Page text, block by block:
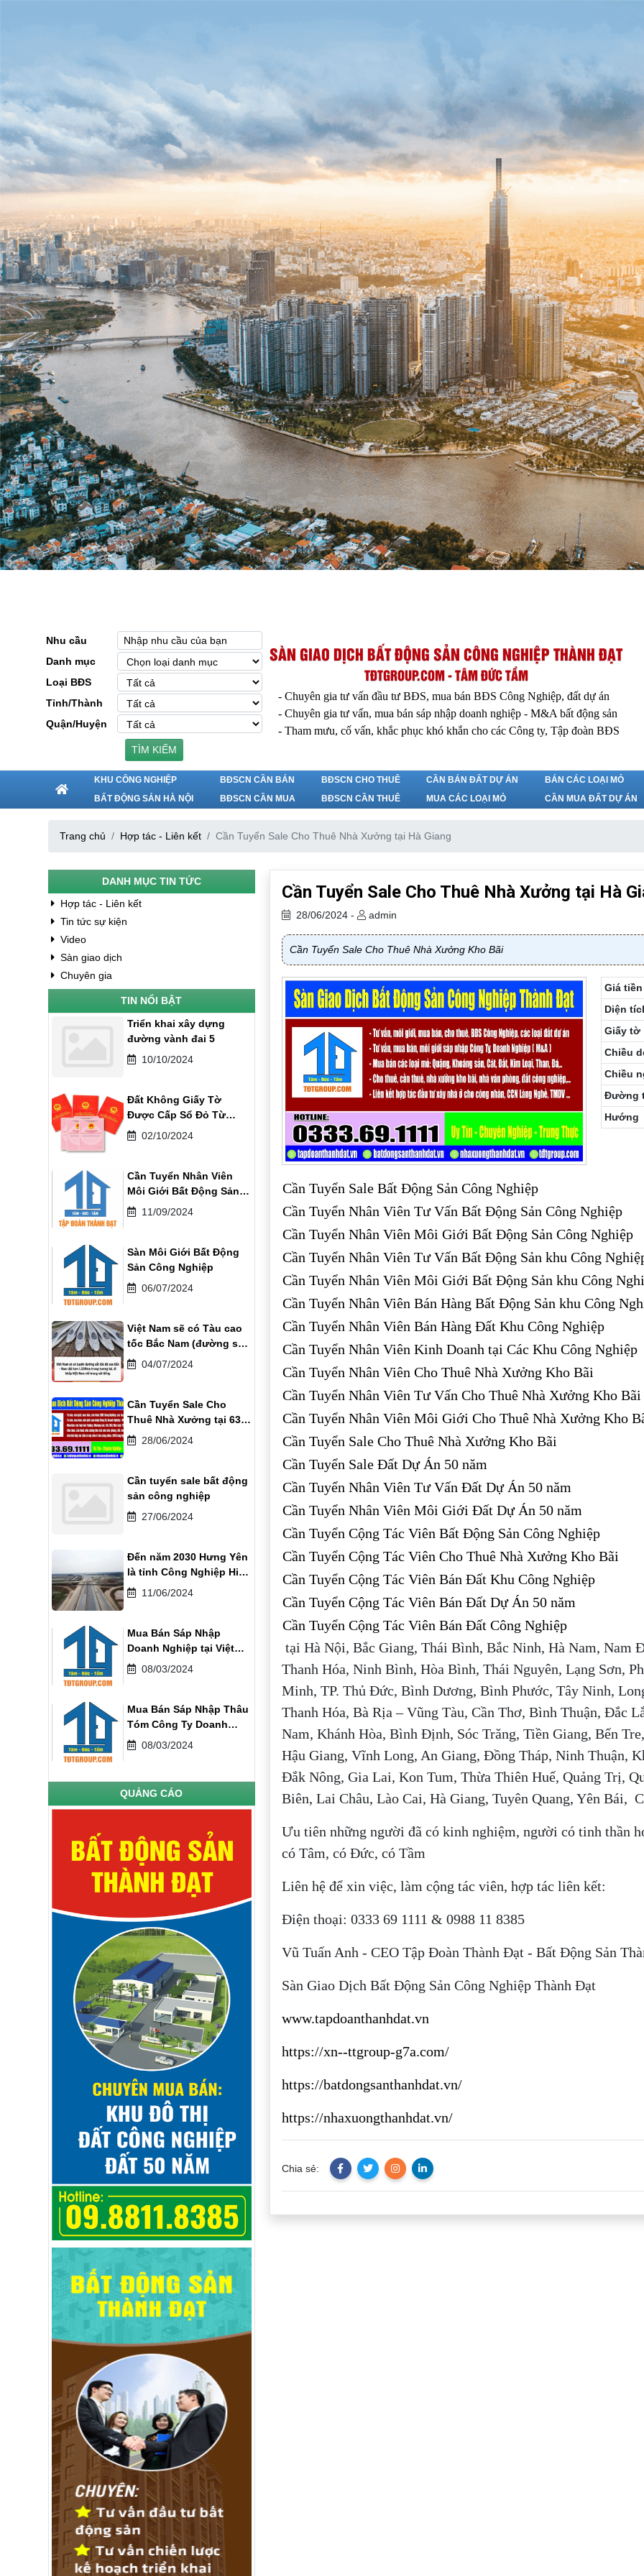
Nhu cầu
Danh mục
Loại BĐS
Tỉnh/Thành
Quận/Huyện
TÌM KIẾM
SÀN GIAO DỊCH BẤT ĐỘNG SẢN CÔNG NGHIỆP THÀNH ĐẠT
TĐTGROUP.COM - TÂM ĐỨC TẦM
- Chuyên gia tư vấn đầu tư BĐS, mua bán BĐS Công Nghiệp, đất dự án
- Chuyên gia tư vấn, mua bán sáp nhập doanh nghiệp - M&A bất động sản
- Tham mưu, cố vấn, khắc phục khó khắn cho các Công ty, Tập đoàn BĐS
KHU CÔNG NGHIỆP
BẤT ĐỘNG SẢN HÀ NỘI
BĐSCN CẦN BÁN
BĐSCN CẦN MUA
BĐSCN CHO THUÊ
BĐSCN CẦN THUÊ
CẦN BÁN ĐẤT DỰ ÁN
MUA CÁC LOẠI MỎ
BÁN CÁC LOẠI MỎ
CẦN MUA ĐẤT DỰ ÁN
Trang chủ Hợp tác - Liên kết Cần Tuyển Sale Cho Thuê Nhà Xưởng tại Hà Giang
Cần Tuyển Sale Cho Thuê Nhà Xưởng tại Hà
28/06/2024 - admin
Cần Tuyển Sale Cho Thuê Nhà Xưởng Kho Bãi
Giá tiền
Diện
Giấy tờ
Chiều
Chiều
Đường
Hướng
Cần Tuyển Sale Bất Động Sản Công Nghiệp
Cần Tuyển Nhân Viên Tư Vấn Bất Động Sản Công Nghiệp
Cần Tuyển Nhân Viên Môi Giới Bất Động Sản Công Nghiệp
Cần Tuyển Nhân Viên Tư Vấn Bất Động Sản khu Công
Cần Tuyển Nhân Viên Môi Giới Bất Động Sản khu Công
Cần Tuyển Nhân Viên Bán Hàng Bất Động Sản khu Công
Cần Tuyển Nhân Viên Bán Hàng Đất Khu Công Nghiệp
Cần Tuyển Nhân Viên Kinh Doanh tại Các Khu Công Nghiệp
Cần Tuyển Nhân Viên Cho Thuê Nhà Xưởng Kho Bãi
Cần Tuyển Nhân Viên Tư Vấn Cho Thuê Nhà Xưởng Kho Bãi
Cần Tuyển Nhân Viên Môi Giới Cho Thuê Nhà Xưởng Kho
Cần Tuyển Sale Cho Thuê Nhà Xưởng Kho Bãi
Cần Tuyển Sale Đất Dự Án 50 năm
Cần Tuyển Nhân Viên Tư Vấn Đất Dự Án 50 năm
Cần Tuyển Nhân Viên Môi Giới Đất Dự Án 50 năm
Cần Tuyển Cộng Tác Viên Bất Động Sản Công Nghiệp
Cần Tuyển Cộng Tác Viên Cho Thuê Nhà Xưởng Kho Bãi
Cần Tuyển Cộng Tác Viên Bán Đất Khu Công Nghiệp
Cần Tuyển Cộng Tác Viên Bán Đất Dự Án 50 năm
Cần Tuyển Cộng Tác Viên Bán Đất Công Nghiệp
tại Hà Nội, Bắc Giang, Thái Bình, Bắc Ninh, Hà Nam, Nam
Thanh Hóa, Ninh Bình, Hòa Bình, Thái Nguyên, Lạng Sơn,
Minh, TP. Thủ Đức, Bình Dương, Bình Phước, Tây Ninh,
Thanh Hóa, Bà Rịa – Vũng Tàu, Cần Thơ, Bình Thuận, Đắc
Nam, Khánh Hòa, Bình Định, Sóc Trăng, Tiền Giang, Bến
Hậu Giang, Vĩnh Long, An Giang, Đồng Tháp, Ninh Thuận,
Đắk Nông, Gia Lai, Kon Tum, Thừa Thiên Huế, Quảng Trị,
Biên, Lai Châu, Lào Cai, Hà Giang, Tuyên Quang, Yên Bái,
Ưu tiên những người đã có kinh nghiệm, người có tinh thần
có Tâm, có Đức, có Tầm
Liên hệ để xin việc, làm cộng tác viên, hợp tác liên kết:
Điện thoại: 0333 69 1111 & 0988 11 8385
Vũ Tuấn Anh - CEO Tập Đoàn Thành Đạt - Bất Động Sản
Sàn Giao Dịch Bất Động Sản Công Nghiệp Thành Đạt
www.tapdoanthanhdat.vn
https://xn--ttgroup-g7a.com/
https://batdongsanthanhdat.vn/
https://nhaxuongthanhdat.vn/
Chia sẻ:
DANH MỤC TIN TỨC
Hợp tác - Liên kết
Tin tức sự kiện
Video
Sàn giao dịch
Chuyên gia
TIN NỔI BẬT
Triển khai xây dựng
đường vành đai 5
10/10/2024
Đất Không Giấy Tờ
Được Cấp Sổ Đỏ Từ
01/08/2024
02/10/2024
Cần Tuyển Nhân Viên
Môi Giới Bất Động Sản
Khu Công Nghiệp
11/09/2024
Sàn Môi Giới Bất Động
Sản Công Nghiệp
06/07/2024
Việt Nam sẽ có Tàu cao
tốc Bắc Nam (đường sắt
tốc độ cao) vào năm
04/07/2024
Cần Tuyển Sale Cho
Thuê Nhà Xưởng tại 63
tỉnh thành phố
28/06/2024
Cần tuyển sale bất động
sản công nghiệp
27/06/2024
Đến năm 2030 Hưng Yên
là tỉnh Công Nghiệp Hiện
Đại 11/06/2024
Mua Bán Sáp Nhập
Doanh Nghiệp tại Việt
Nam08/03/2024
Mua Bán Sáp Nhập Thâu
Tóm Công Ty Doanh
Nghiệp
08/03/2024
QUẢNG CÁO